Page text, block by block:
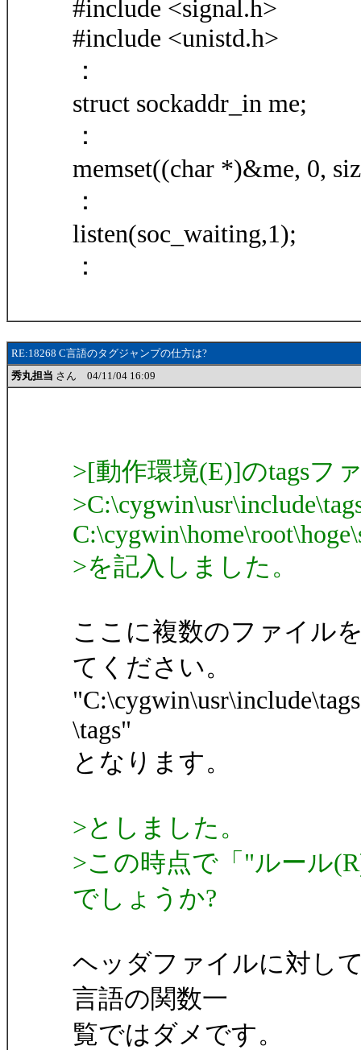
#include <signal.h>
#include <unistd.h>
：
struct sockaddr_in me;
：
memset((char *)&me, 0,
：
listen(soc_waiting,1);
：
RE:18268 C言語のタグジャンプの仕方は?
秀丸担当 さん 04/11/04 16:09
>[動作環境(E)]のtagsフ
>を記入しました。
ここに複数のファイル
てください。
\tags"
となります。
>としました。
>この時点で「"ルール
でしょうか?
ヘッダファイルに対し
言語の関数一
覧ではダメです。